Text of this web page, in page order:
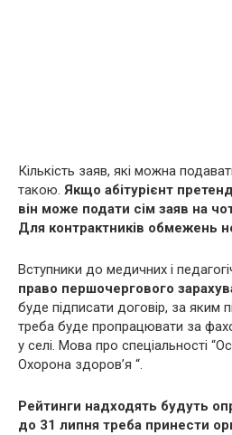
Кількість заяв, які можна
такою. Якщо абітурієнт
він може подати сім заяв на
Для контрактників обмежень
Вступники до медичних і
право першочергового
буде підписати договір, за яким
треба буде пропрацювати за
у селі. Мова про спеціальності
Охорона здоров’я “.
Рейтинги надходять будуть
до 31 липня треба принести